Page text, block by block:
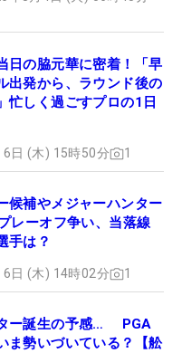
日の脇元華に密着！「早
出発から、ラウンド後の
忙しく過ごすプロの1日
日 (木) 15時50分 1
候補やメジャーハンター
レーオフ争い、当落線
手は？
日 (木) 14時02分 1
ー誕生の予感… PGA
ま勢いづいている？【舩